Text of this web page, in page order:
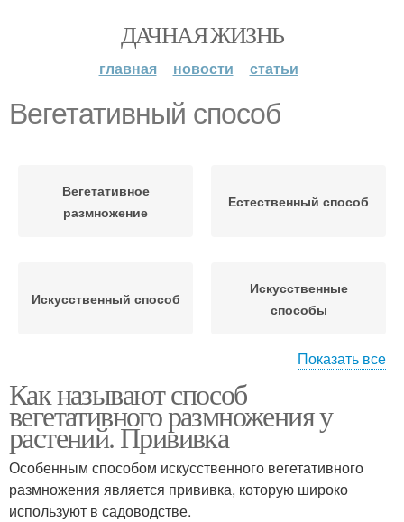
ДАЧНАЯ ЖИЗНЬ
главная новости статьи
Вегетативный способ
Вегетативное
размножение
Естественный способ
Искусственный способ
Искусственные
способы
Природные способы
Показать все
Как называют способ
вегетативного размножения у
растений. Прививка
Особенным способом искусственного вегетативного
размножения является прививка, которую широко
используют в садоводстве.